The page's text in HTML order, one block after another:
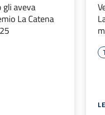
gli aveva
La Catena